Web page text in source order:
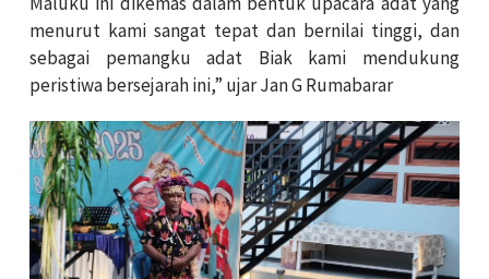
menurut kami sangat tepat dan bernilai tinggi, dan
sebagai pemangku adat Biak kami mendukung
peristiwa bersejarah ini,” ujar Jan G Rumabarar